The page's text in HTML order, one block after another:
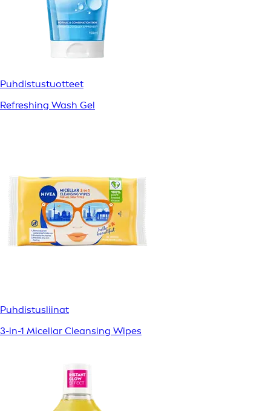
Puhdistustuotteet
Refreshing Wash Gel
Puhdistusliinat
3-in-1 Micellar Cleansing Wipes